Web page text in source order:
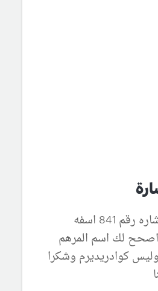
انا صاحبه الاستشاره رقم 841 اسفه
اصحح لك اسم المرهم
كوادريديرم وشكرا